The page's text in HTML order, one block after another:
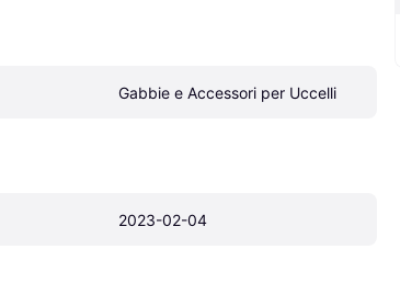
Gabbie e Accessori per Uccelli
2023-02-04